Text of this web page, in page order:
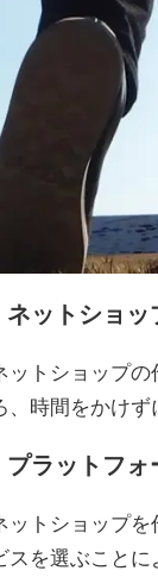
ネットショッ
ットショップ
、時間をかけず
プラットフォ
ットショップ
スを選ぶこと